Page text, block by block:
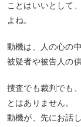
ことはいいとして
よね。
動機は、人の心の
被疑者や被告人の
捜査でも裁判でも
とはありません。
動機が、先にお話